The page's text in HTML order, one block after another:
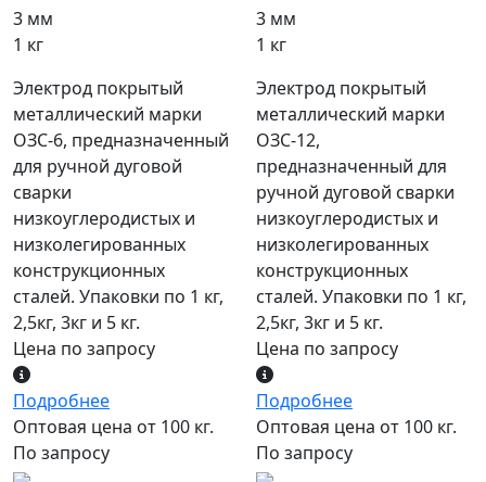
3 мм
1 кг
Электрод покрытый
металлический марки
ОЗС-6, предназначенный
для ручной дуговой
сварки
низкоуглеродистых и
низколегированных
конструкционных
сталей. Упаковки по 1 кг,
2,5кг, 3кг и 5 кг.
Цена по запросу
Подробнее
Оптовая цена от 100 кг.
По запросу
3 мм
1 кг
Электрод покрытый
металлический марки
ОЗС-12,
предназначенный для
ручной дуговой сварки
низкоуглеродистых и
низколегированных
конструкционных
сталей. Упаковки по 1 кг,
2,5кг, 3кг и 5 кг.
Цена по запросу
Подробнее
Оптовая цена от 100 кг.
По запросу